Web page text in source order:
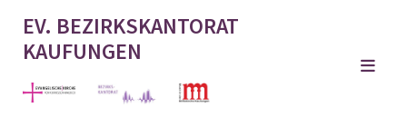
EV. BEZIRKSKANTORAT
KAUFUNGEN